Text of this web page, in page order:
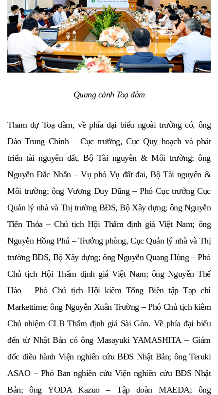
Quang cảnh Toạ đàm
Tham dự Toạ đàm, về phía đại biểu ngoài trường có, ông
Đào Trung Chính – Cục trưởng, Cục Quy hoạch và phát
triển tài nguyên đất, Bộ Tài nguyên & Môi trường; ông
Nguyễn Đắc Nhẫn – Vụ phó Vụ đất đai, Bộ Tài nguyên &
Môi trường; ông Vương Duy Dũng – Phó Cục trưởng Cục
Quản lý nhà và Thị trường BĐS, Bộ Xây dựng; ông Nguyễn
Tiến Thỏa – Chủ tịch Hội Thẩm định giá Việt Nam; ông
Nguyễn Hồng Phú – Trưởng phòng, Cục Quản lý nhà và Thị
trường BĐS, Bộ Xây dựng; ông Nguyễn Quang Hùng – Phó
Chủ tịch Hội Thẩm định giá Việt Nam; ông Nguyễn Thế
Hào – Phó Chủ tịch Hội kiêm Tổng Biên tập Tạp chí
Markettime; ông Nguyễn Xuân Trường – Phó Chủ tịch kiêm
Chủ nhiệm CLB Thẩm định giá Sài Gòn. Về phía đại biểu
đến từ Nhật Bản có ông Masayuki YAMASHITA – Giám
đốc điều hành Viện nghiên cứu BĐS Nhật Bản; ông Teruki
ASAO – Phó Ban nghiên cứu Viện nghiên cứu BĐS Nhật
Bản; ông YODA Kazuo – Tập đoàn MAEDA; ông